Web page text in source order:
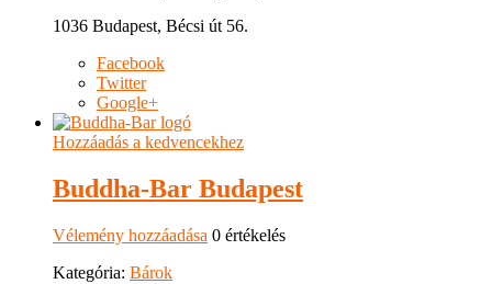
1036 Budapest, Bécsi út 56.
Facebook
Twitter
Google+
Hozzáadás a kedvencekhez
Buddha-Bar Budapest
Vélemény hozzáadása 0 értékelés
Kategória: Bárok